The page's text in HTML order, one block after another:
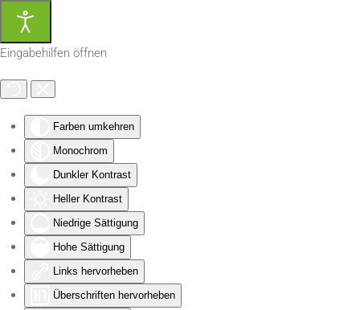
Eingabehilfen öffnen
Farben umkehren
Monochrom
Dunkler Kontrast
Heller Kontrast
Niedrige Sättigung
Hohe Sättigung
Links hervorheben
Überschriften hervorheben
Zum Hauptinhalt springen